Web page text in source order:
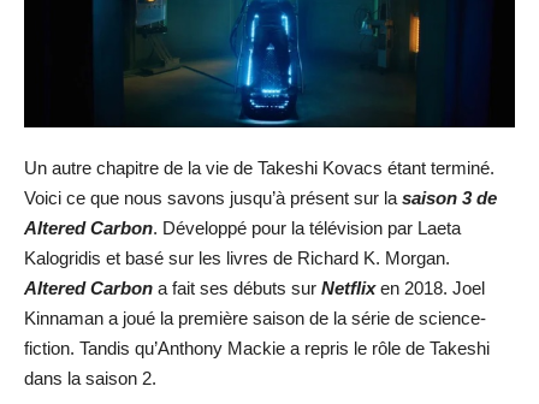
Un autre chapitre de la vie de Takeshi Kovacs étant terminé.
Voici ce que nous savons jusqu’à présent sur la saison 3 de
Altered Carbon. Développé pour la télévision par Laeta
Kalogridis et basé sur les livres de Richard K. Morgan.
Altered Carbon a fait ses débuts sur Netflixen 2018. Joel
Kinnaman a joué la première saison de la série de science-
fiction. Tandis qu’Anthony Mackie a repris le rôle de Takeshi
dans la saison 2.